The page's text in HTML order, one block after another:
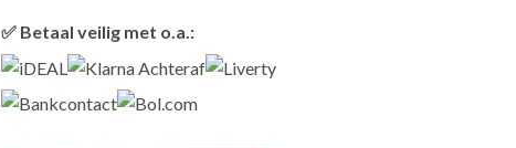
met9,2 bij webkeur
✅ Betaal veilig met o.a.: